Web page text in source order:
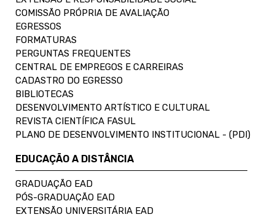
COMISSÃO PRÓPRIA DE AVALIAÇÃO
EGRESSOS
FORMATURAS
PERGUNTAS FREQUENTES
CENTRAL DE EMPREGOS E CARREIRAS
CADASTRO DO EGRESSO
BIBLIOTECAS
DESENVOLVIMENTO ARTÍSTICO E CULTURAL
REVISTA CIENTÍFICA FASUL
PLANO DE DESENVOLVIMENTO INSTITUCIONAL - (PDI)
EDUCAÇÃO A DISTÂNCIA
GRADUAÇÃO EAD
PÓS-GRADUAÇÃO EAD
EXTENSÃO UNIVERSITÁRIA EAD